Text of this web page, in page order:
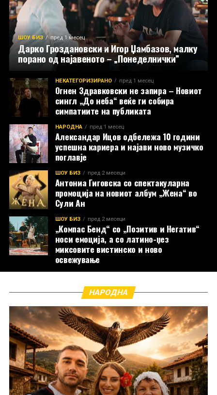
ШОУ БИЗ пред 1 месец
Дарко Гроздановски и Игор Џамбазов, малку
порано од најавеното – „Понеделнички”
НЕКАТЕГОРИЗИРАНО пред 1 месец
Огнен Здравковски не запира – Новиот
сингл „До неба“ веќе ги собира
симпатиите на публиката
НАРОДНА пред 1 месец
Александар Ицов одбележа 10 години
успешна кариера и најави ново музичко
поглавје
ШОУ БИЗ пред 2 месеци
Антониа Гиговска со спектакуларна
промоција на новиот албум „Жена“ во
Сули Ан
ШОУ БИЗ пред 2 месеци
„Компас Бенд“ со „Позитив и Негатив“
носи емоција, а со латино-џез
миксовите вистинско и ново
освежување
НАРОДНА